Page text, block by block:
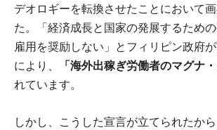
デオロギーを転換させたことにおいて
た。「経済成長と国家の発展するため
雇用を奨励しない」とフィリピン政府
により、
「海外出稼ぎ労働者のマグナ・
れています。
しかし、こうした宣言が立てられたか